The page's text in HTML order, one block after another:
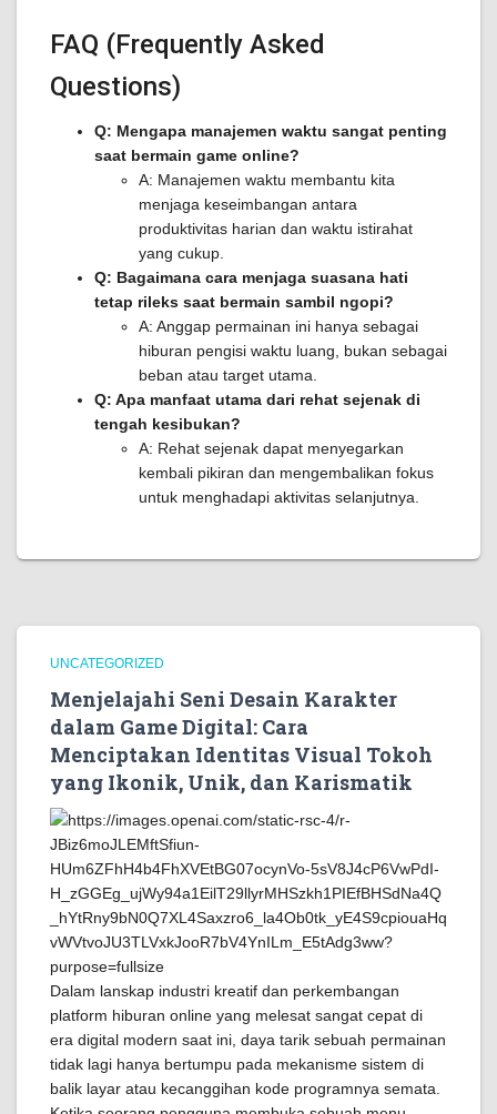
FAQ (Frequently Asked
Questions)
Q: Mengapa manajemen waktu sangat penting
saat bermain game online?
A: Manajemen waktu membantu kita
menjaga keseimbangan antara
produktivitas harian dan waktu istirahat
yang cukup.
Q: Bagaimana cara menjaga suasana hati
tetap rileks saat bermain sambil ngopi?
A: Anggap permainan ini hanya sebagai
hiburan pengisi waktu luang, bukan sebagai
beban atau target utama.
Q: Apa manfaat utama dari rehat sejenak di
tengah kesibukan?
A: Rehat sejenak dapat menyegarkan
kembali pikiran dan mengembalikan fokus
untuk menghadapi aktivitas selanjutnya.
UNCATEGORIZED
Menjelajahi Seni Desain Karakter
dalam Game Digital: Cara
Menciptakan Identitas Visual Tokoh
yang Ikonik, Unik, dan Karismatik
Dalam lanskap industri kreatif dan perkembangan
platform hiburan online yang melesat sangat cepat di
era digital modern saat ini, daya tarik sebuah permainan
tidak lagi hanya bertumpu pada mekanisme sistem di
balik layar atau kecanggihan kode programnya semata.